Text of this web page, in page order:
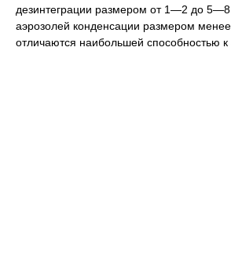
дезинтеграции размером от 1—2 до
аэрозолей конденсации размером
отличаются наибольшей способностью к